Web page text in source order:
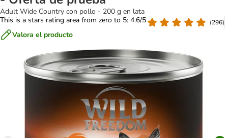
Adult Wide Country con pollo - 200 g en lata
This is a stars rating area from zero to 5: 4.6/5
(296)
Valora el producto